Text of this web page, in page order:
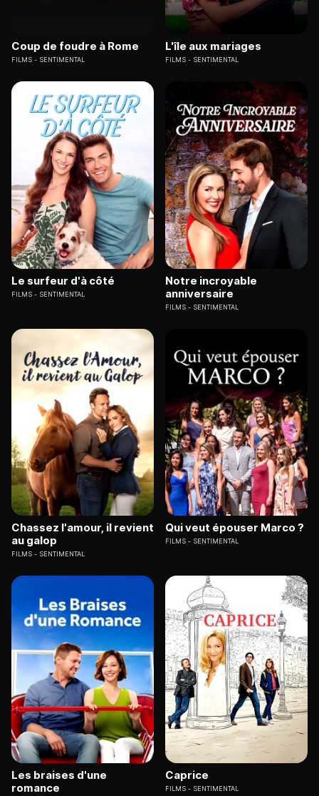
Coup de foudre à Rome
FILMS SENTIMENTAL
L'île aux mariages
FILMS SENTIMENTAL
Le surfeur d'à côté
FILMS SENTIMENTAL
Notre incroyable
anniversaire
FILMS SENTIMENTAL
Chassez l'amour, il revient
au galop
FILMS SENTIMENTAL
Qui veut épouser Marco ?
FILMS SENTIMENTAL
Les braises d'une
romance
Caprice
FILMS SENTIMENTAL